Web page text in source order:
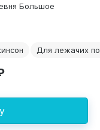
Большое
Для лежачих